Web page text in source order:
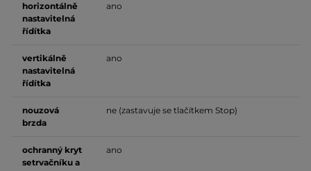
horizontálně
nastavitelná
řídítka
ano
vertikálně
nastavitelná
řídítka
ano
nouzová
brzda
ne (zastavuje se tlačítkem Stop)
ochranný kryt
setrvačníku a
ano